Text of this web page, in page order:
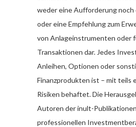
weder eine Aufforderung noch
oder eine Empfehlung zum
von Anlageinstrumenten oder
Transaktionen dar. Jedes
Anleihen, Optionen oder
Finanzprodukten ist – mit teils
Risiken behaftet. Die
Autoren der inult-
professionellen